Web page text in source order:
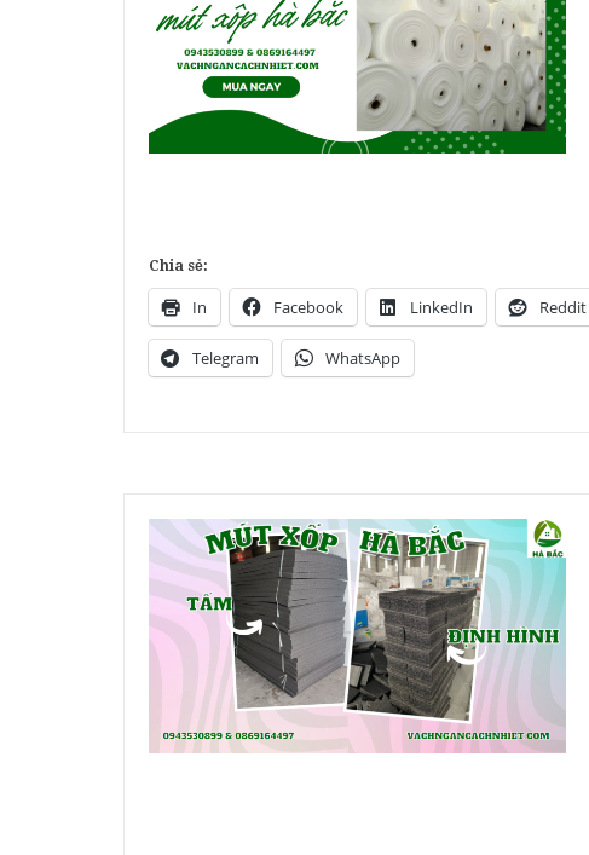
Chia sẻ:
In Facebook LinkedIn Reddit
Telegram WhatsApp